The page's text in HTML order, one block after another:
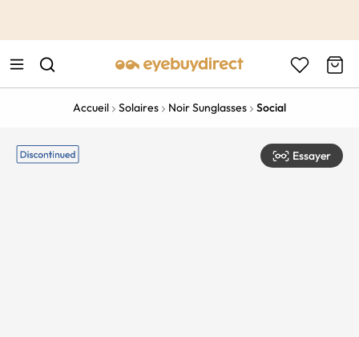
Accueil Solaires Noir Sunglasses Social
Essayer